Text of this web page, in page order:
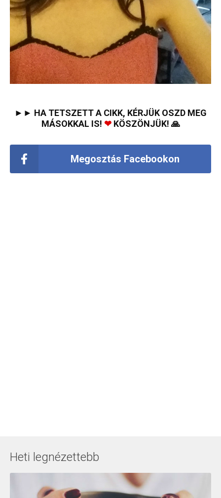
►► HA TETSZETT A CIKK, KÉRJÜK OSZD MEG
MÁSOKKAL IS! ❤KÖSZÖNJÜK! 🙏
Megosztás Facebookon
Heti legnézettebb